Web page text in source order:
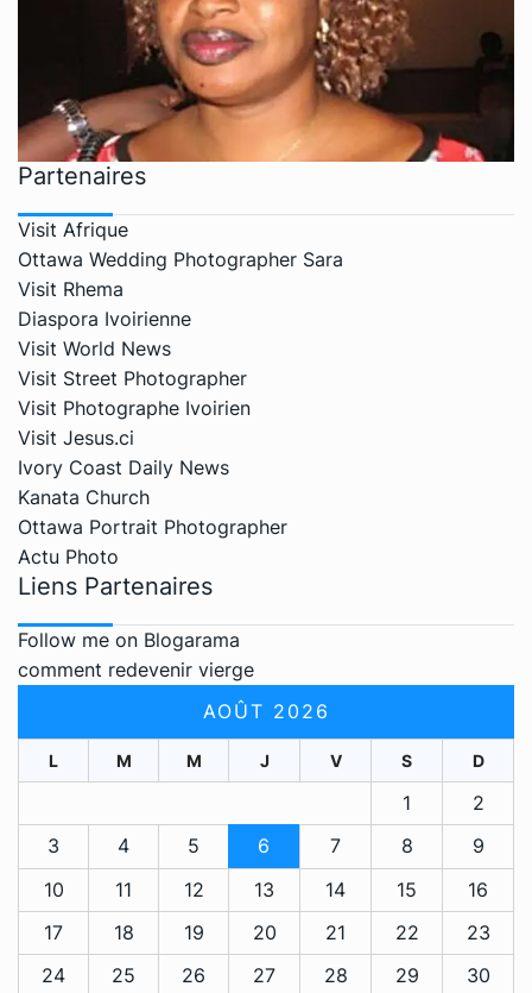
Partenaires
Visit Afrique
Ottawa Wedding Photographer Sara
Visit Rhema
Diaspora Ivoirienne
Visit World News
Visit Street Photographer
Visit Photographe Ivoirien
Visit Jesus.ci
Ivory Coast Daily News
Kanata Church
Ottawa Portrait Photographer
Actu Photo
Liens Partenaires
Follow me on Blogarama
comment redevenir vierge
AOÛT 2026
L M M J V S D
1
2
3
4 5 6 7 8
9
10
11 12 13 14 15
16
17
18 19 20 21 22
23
24
25 26 27 28 29
30